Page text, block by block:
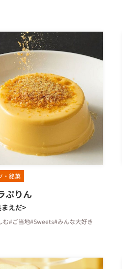
・銘菓
ぷりん
えだ>
む#ご当地#Sweets#みんな大好き